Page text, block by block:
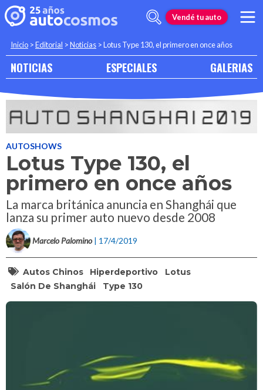
Vendé tu auto
Inicio >Editorial >Noticias >Lotus Type 130, el primero en once años
NOTICIAS ESPECIALES GALERIAS
AUTOSHOWS
Lotus Type 130, el
primero en once años
La marca británica anuncia en Shanghái que
lanza su primer auto nuevo desde 2008
Marcelo Palomino | 17/4/2019
Autos Chinos Hiperdeportivo
Lotus
Salón De Shanghái
Type 130